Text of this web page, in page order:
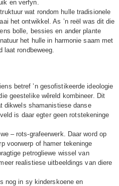
en verfyn.
wat rondom hulle tradisionele
het ontwikkel. As ’n reël was dit die
bolle, bessies en ander plante
het hulle in harmonie saam met
laat rondbeweeg.
betref ’n gesofistikeerde ideologie
geestelike wêreld kombineer. Dit
dikwels shamanistiese danse
is daar egter geen rotstekeninge
– rots-grafeerwerk. Daar word op
voorwerp of hamer tekeninge
petrogliewe wissel van
realistiese uitbeeldings van diere
nog in sy kinderskoene en